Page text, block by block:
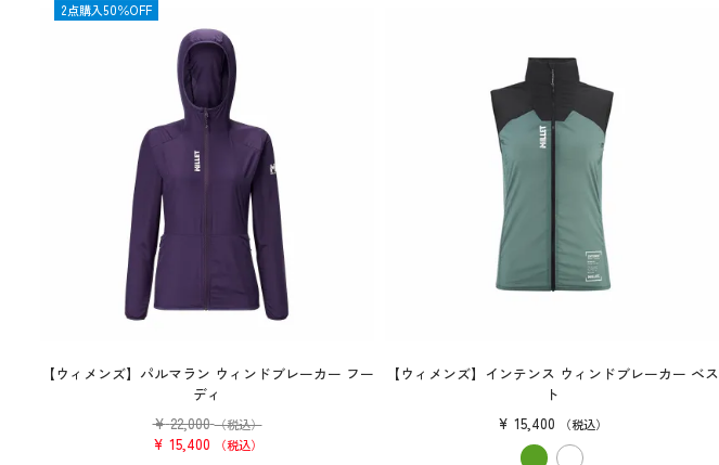
【ウィメンズ】パルマラン ウィンドブレーカー フー
ディ
¥ 22,000 （税込）
¥ 15,400 税込
SALE
2点購入50％OFF
【ウィメンズ】インテンス ウィンドブレーカー ベス
ト
¥ 15,400 税込